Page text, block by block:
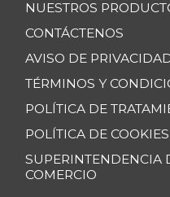
NUESTROS
CONTÁCTENOS
AVISO DE
TÉRMINOS Y
POLÍTICA DE
POLÍTICA DE COOKIES
SUPERINTENDENCIA
COMERCIO